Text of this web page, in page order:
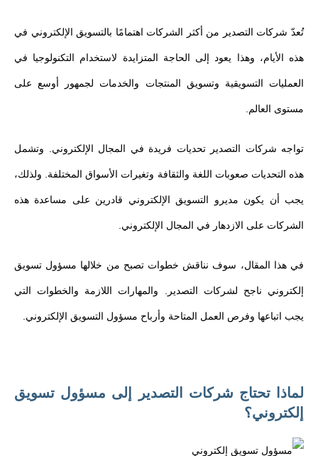
تُعدّ شركات التصدير من أكثر الشركات اهتمامًا بالتسويق الإلكتروني في
هذه الأيام، وهذا يعود إلى الحاجة المتزايدة لاستخدام التكنولوجيا في
العمليات التسويقية وتسويق المنتجات والخدمات لجمهور أوسع على
مستوى العالم.
تواجه شركات التصدير تحديات فريدة في المجال الإلكتروني. وتشمل
هذه التحديات صعوبات اللغة والثقافة وتغيرات الأسواق المختلفة. ولذلك،
يجب أن يكون مديرو التسويق الإلكتروني قادرين على مساعدة هذه
الشركات على الازدهار في المجال الإلكتروني.
في هذا المقال، سوف نناقش خطوات تصبح من خلالها مسؤول تسويق
إلكتروني ناجح لشركات التصدير. والمهارات اللازمة والخطوات التي
يجب اتباعها وفرص العمل المتاحة وأرباح مسؤول التسويق الإلكتروني.
لماذا تحتاج شركات التصدير إلى مسؤول تسويق
إلكتروني؟